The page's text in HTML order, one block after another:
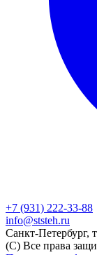
+7 (931) 222-33-88
info@ststeh.ru
Санкт-Петербург,
(C) Все права